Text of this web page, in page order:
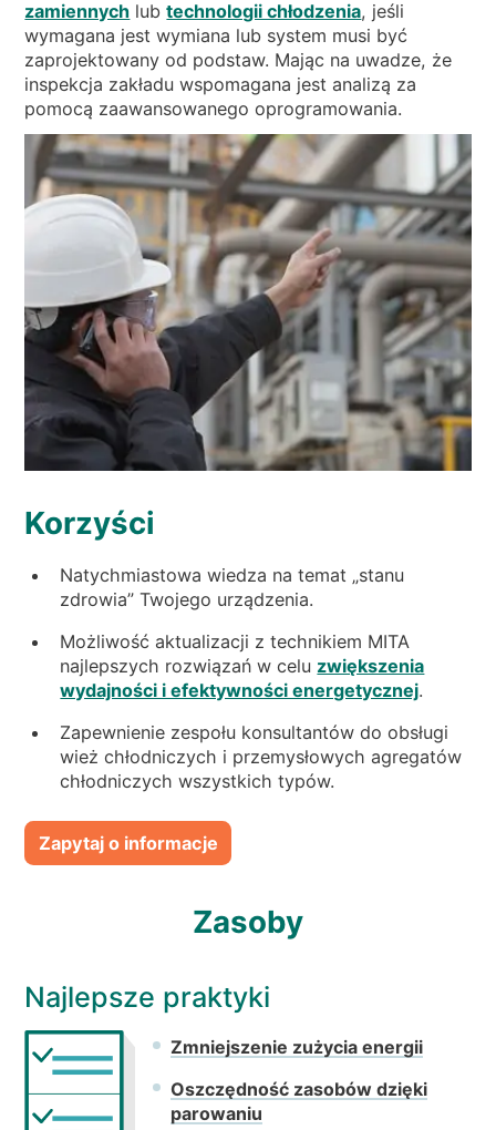
zamiennych lubtechnologii chłodzenia, jeśli
wymagana jest wymiana lub system musi być
zaprojektowany od podstaw. Mając na uwadze, że
inspekcja zakładu wspomagana jest analizą za
pomocą zaawansowanego oprogramowania.
Korzyści
Natychmiastowa wiedza na temat „stanu
zdrowia” Twojego urządzenia.
Możliwość aktualizacji z technikiem MITA
najlepszych rozwiązań w celu zwiększenia
wydajności i efektywności energetycznej.
Zapewnienie zespołu konsultantów do obsługi
wież chłodniczych i przemysłowych agregatów
chłodniczych wszystkich typów.
Zapytaj o informacje
Zasoby
Najlepsze praktyki
Zmniejszenie zużycia energii
Oszczędność zasobów dzięki
parowaniu